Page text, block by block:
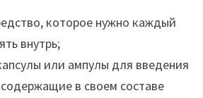
которое нужно каждый
внутрь;
или ампулы для введения
в своем составе